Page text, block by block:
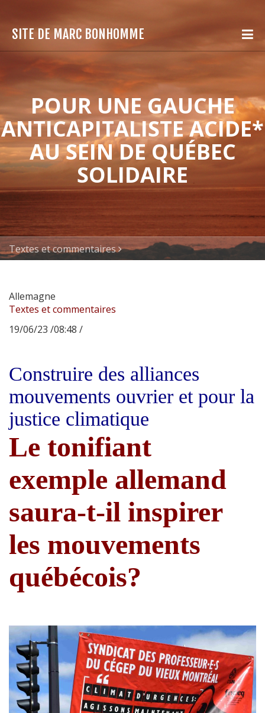
SITE DE MARC BONHOMME
POUR UNE GAUCHE
ANTICAPITALISTE ACIDE*
AU SEIN DE QUÉBEC
SOLIDAIRE
Textes et commentaires
Allemagne
Textes et commentaires
19/06/23 /08:48 /
Construire des alliances
mouvements ouvrier et pour la
justice climatique
Le tonifiant
exemple allemand
saura-t-il inspirer
les mouvements
québécois?